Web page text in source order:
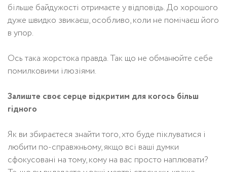
більше байдужості отримаєте у відповідь. До хорошого
дуже швидко звикаєш, особливо, коли не помічаєш його
в упор.
Ось така жорстока правда. Так що не обманюйте себе
помилковими ілюзіями.
Залиште своє серце відкритим для когось більш
гідного
Як ви збираєтеся знайти того, хто буде піклуватися і
любити по-справжньому, якщо всі ваші думки
сфокусовані на тому, кому на вас просто наплювати?